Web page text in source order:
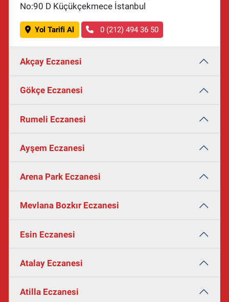
No:90 D Küçükçekmece İstanbul
Yol Tarifi Al 0 (212) 494 36 50
Akçay Eczanesi
Gökçe Eczanesi
Rumeli Eczanesi
Ayşem Eczanesi
Arena Park Eczanesi
Mevlana Bozkır Eczanesi
Esin Eczanesi
Atalay Eczanesi
Atilla Eczanesi